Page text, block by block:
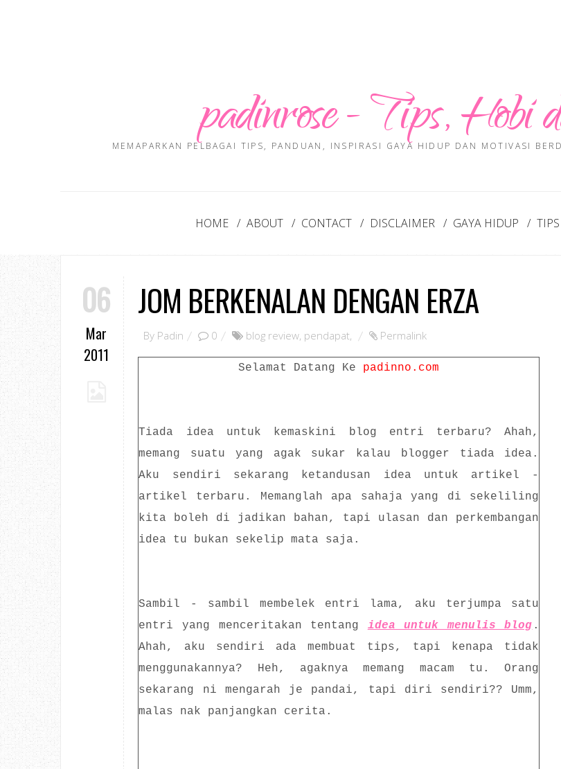
padinrose - Tips, Hobi
MEMAPARKAN PELBAGAI TIPS, PANDUAN, INSPIRASI GAYA HIDUP DAN MOTIVASI
HOME ABOUT CONTACT DISCLAIMER GAYA HIDUP
06
Mar
2011
JOM BERKENALAN DENGAN ERZA
By Padin 0 blog review, pendapat, Permalink
Selamat Datang Ke padinno.com
Tiada idea untuk kemaskini blog entri terbaru? Ahah,
memang suatu yang agak sukar kalau blogger tiada idea.
Aku sendiri sekarang ketandusan idea untuk artikel -
artikel terbaru. Memanglah apa sahaja yang di sekeliling
kita boleh di jadikan bahan, tapi ulasan dan perkembangan
idea tu bukan sekelip mata saja.
Sambil - sambil membelek entri lama, aku terjumpa satu
entri yang menceritakan tentang idea untuk menulis blog .
Ahah, aku sendiri ada membuat tips, tapi kenapa tidak
menggunakannya? Heh, agaknya memang macam tu. Orang
sekarang ni mengarah je pandai, tapi diri sendiri?? Umm,
malas nak panjangkan cerita.